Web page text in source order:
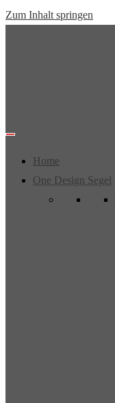
Zum Inhalt springen
Home
One Design Segel